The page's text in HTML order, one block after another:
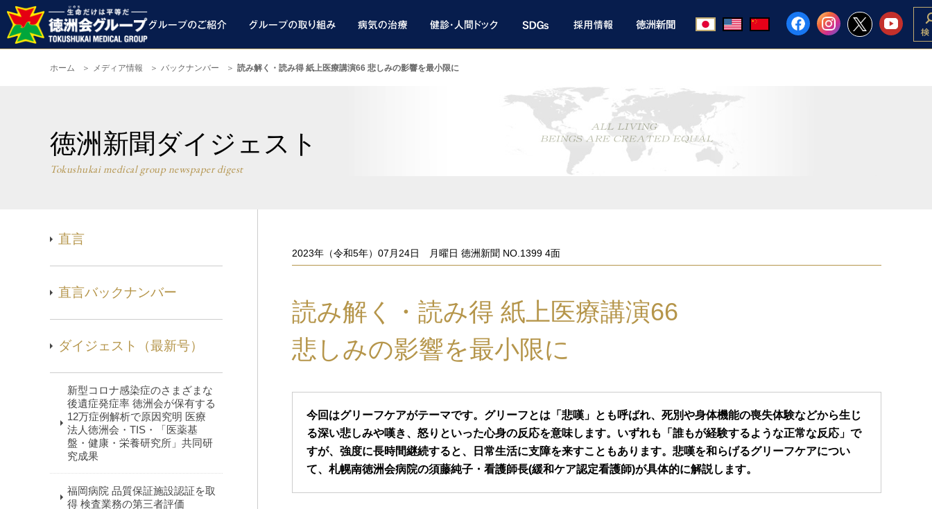
ホーム メディア情報 バックナンバー 読み解く・読み得 紙上医療講演66 悲しみの影響を最小限に
徳洲新聞ダイジェスト
Tokushukai medical group newspaper digest
直言
直言バックナンバー
ダイジェスト（最新号）
新型コロナ感染症のさまざまな
後遺症発症率 徳洲会が保有する
12万症例解析で原因究明 医療
法人徳洲会・TIS・「医薬基
盤・健康・栄養研究所」共同研
究成果
福岡病院 品質保証施設認証を取
得 検査業務の第三者評価
2023年（令和5年）07月24日 月曜日 徳洲新聞 NO.1399 4面
読み解く・読み得 紙上医療講演66
悲しみの影響を最小限に
今回はグリーフケアがテーマです。グリーフとは「悲嘆」とも呼ばれ、死別や身体機能の喪失体験などから生じ
る深い悲しみや嘆き、怒りといった心身の反応を意味します。いずれも「誰もが経験するような正常な反応」で
すが、強度に長時間継続すると、日常生活に支障を来すこともあります。悲嘆を和らげるグリーフケアについ
て、札幌南徳洲会病院の須藤純子・看護師長(緩和ケア認定看護師)が具体的に解説します。